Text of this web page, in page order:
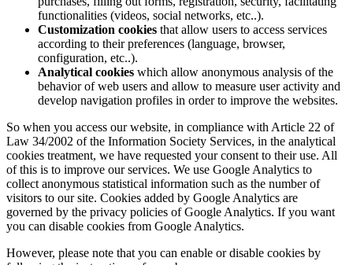
functionalities (videos, social networks, etc..).
Customization cookies that allow users to access services
according to their preferences (language, browser,
configuration, etc..).
Analytical cookies which allow anonymous analysis of the
behavior of web users and allow to measure user activity and
develop navigation profiles in order to improve the websites.
So when you access our website, in compliance with Article 22 of
Law 34/2002 of the Information Society Services, in the analytical
cookies treatment, we have requested your consent to their use. All
of this is to improve our services. We use Google Analytics to
collect anonymous statistical information such as the number of
visitors to our site. Cookies added by Google Analytics are
governed by the privacy policies of Google Analytics. If you want
you can disable cookies from Google Analytics.
However, please note that you can enable or disable cookies by